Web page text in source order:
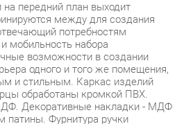
возможности в создании
одного и того же помещения,
и стильным. Каркас изделий
обработаны кромкой ПВХ.
Декоративные накладки - МДФ
Фурнитура ручки
бронзу, направляющие
без доводчиков - Hettich
высокую надежность
изделий. Изящные ножки